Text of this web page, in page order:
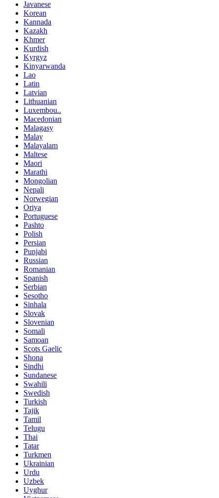
Javanese
Korean
Kannada
Kazakh
Khmer
Kurdish
Kyrgyz
Kinyarwanda
Lao
Latin
Latvian
Lithuanian
Luxembou..
Macedonian
Malagasy
Malay
Malayalam
Maltese
Maori
Marathi
Mongolian
Nepali
Norwegian
Oriya
Portuguese
Pashto
Polish
Persian
Punjabi
Russian
Romanian
Spanish
Serbian
Sesotho
Sinhala
Slovak
Slovenian
Somali
Samoan
Scots Gaelic
Shona
Sindhi
Sundanese
Swahili
Swedish
Turkish
Tajik
Tamil
Telugu
Thai
Tatar
Turkmen
Ukrainian
Urdu
Uzbek
Uyghur